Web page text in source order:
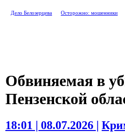
Дело Белозерцева Осторожно: мошенники
Обвиняемая в
Пензенской
18:01 | 08.07.2026 |